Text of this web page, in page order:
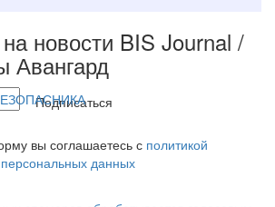
новости BIS Journal /
Авангард
Подписаться
вы соглашаетесь с политикой
данных